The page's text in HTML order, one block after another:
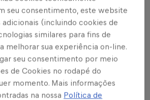
Braga
Cuiabá, fora
e briga no
tabela
seu consentimento, este website
(incluindo cookies de
similares para fins de
melhorar sua experiência on-line.
seu consentimento por meio
de Cookies no rodapé do
momento. Mais informações
na nossa Política de